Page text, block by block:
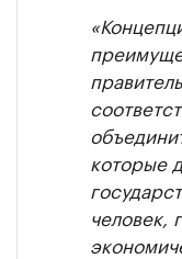
которые
человек,